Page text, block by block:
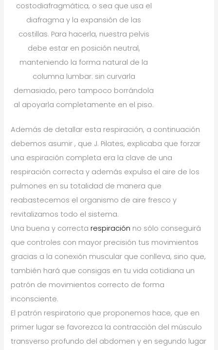
costodiafragmática, o sea que usa el
diafragma y la expansión de las
costillas. Para hacerla, nuestra pelvis
debe estar en posición neutral,
manteniendo la forma natural de la
columna lumbar: sin curvarla
demasiado, pero tampoco borrándola
al apoyarla completamente en el piso.
Además de detallar esta respiración, a continuación
debemos asumir , que J. Pilates, explicaba que forzar
una espiración completa era la clave de una
respiración correcta y además expulsa el aire de los
pulmones en su totalidad de manera que
reabastecemos el organismo de aire fresco y
revitalizamos todo el sistema.
Una buena y correcta respiración no sólo conseguirá
que controles con mayor precisión tus movimientos
gracias a la conexión muscular que conlleva, sino que,
también hará que consigas en tu vida cotidiana un
patrón de movimientos correcto de forma
inconsciente.
El patrón respiratorio que proponemos hace, que en
primer lugar se favorezca la contracción del músculo
transverso profundo del abdomen y en segundo lugar